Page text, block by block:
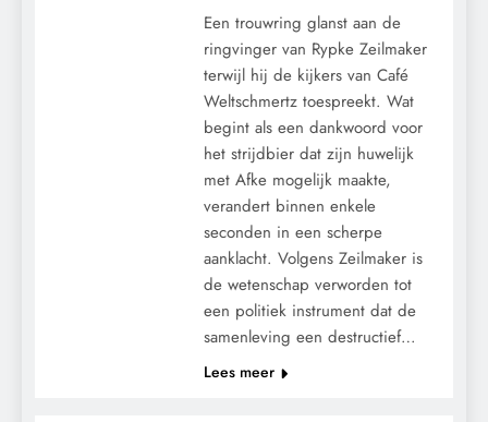
Een trouwring glanst aan de
ringvinger van Rypke Zeilmaker
terwijl hij de kijkers van Café
Weltschmertz toespreekt. Wat
begint als een dankwoord voor
het strijdbier dat zijn huwelijk
met Afke mogelijk maakte,
verandert binnen enkele
seconden in een scherpe
aanklacht. Volgens Zeilmaker is
de wetenschap verworden tot
een politiek instrument dat de
samenleving een destructief…
Lees meer